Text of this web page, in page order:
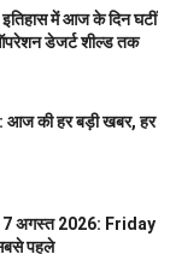
में आज के दिन घटीं
डेजर्ट शील्ड तक
की हर बड़ी खबर, हर
अगस्त 2026: Friday
पहले